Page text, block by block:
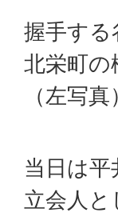
握手する
北栄町の
（左写真）
当日は
立会人と